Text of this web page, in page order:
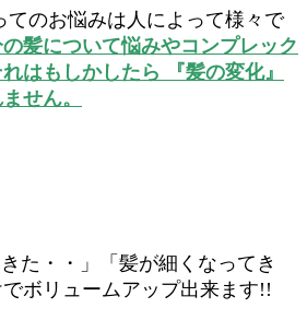
てのお悩みは人によって様々で
の髪について悩みやコンプレック
はもしかしたら 『髪の変化』
せん。